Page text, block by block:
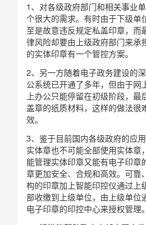
1、对各级政府部门和相关事业
个很大的需求。有时由于下级单
至是故意违反规定私盖印章，而
律风险却要由上级政府部门来承
的实体印章有一个管控方案。
2、另一方随着电子政务建设的
公系统已开通了多年，但由于网
上办公只能停留在初级阶段，
盖章的纸质材料，这样的做法很
效。
3、鉴于目前国内各级政府的应
实体章也不可能全部使用实体章
能管理实体印章又能有电子印章
章更加安全、合规和高效。可靠
构的印章加上智能印控仪通过上
部收缴到上级单位，由上级单位
电子印章的印控中心来授权管理。